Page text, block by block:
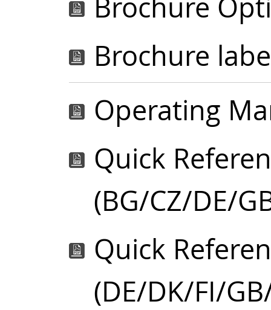
Brochure
Brochure
Operating
Quick
(BG/CZ/DE/
Quick
(DE/DK/FI/